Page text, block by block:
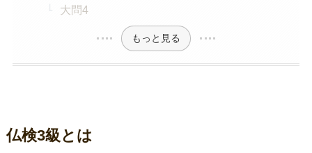
大問4
もっと見る
仏検3級とは